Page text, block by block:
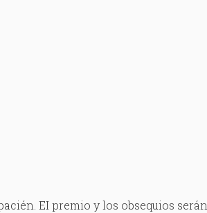
EI premio y los obsequios serán